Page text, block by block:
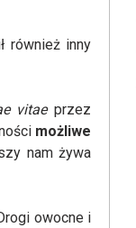
również inny
vitaeprzez
możliwe
nam żywa
owocne i